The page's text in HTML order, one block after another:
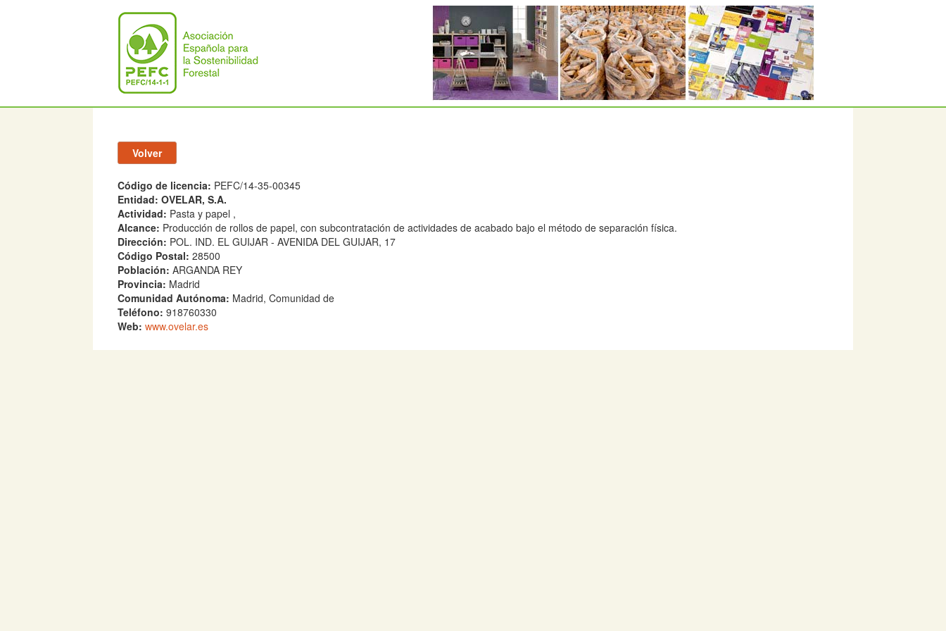
Código de licencia: PEFC/14-35-00345
Entidad: OVELAR, S.A.
Actividad: Pasta y papel ,
Alcance: Producción de rollos de papel, con subcontratación de actividades de acabado bajo el método de separación física.
Dirección: POL. IND. EL GUIJAR - AVENIDA DEL GUIJAR, 17
Código Postal: 28500
Población: ARGANDA REY
Provincia: Madrid
Comunidad Autónoma: Madrid, Comunidad de
Teléfono: 918760330
Web: www.ovelar.es